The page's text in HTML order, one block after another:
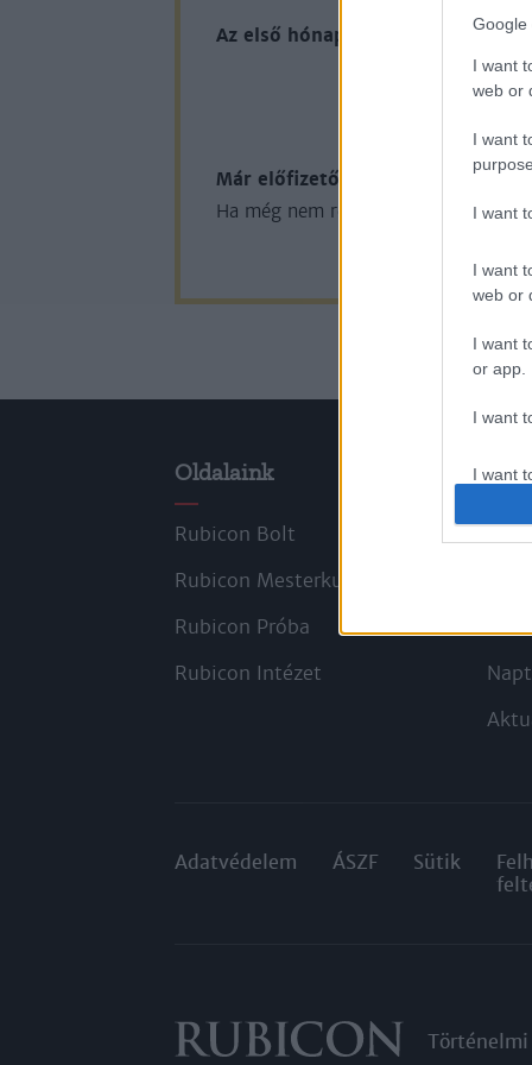
Google
I want
web or
I want
I want
I want
web or
I want
or app.
I want
I want
Az első hónap csak 200 Ft-ba
Már előfizetőnk? Ha már
Ha még nem rendelkezik
Oldalaink
Rubicon Bolt
Rubicon Mesterkurzus
Rubicon Próba
Rubicon Intézet
Adatvédelem ÁSZF Sütik